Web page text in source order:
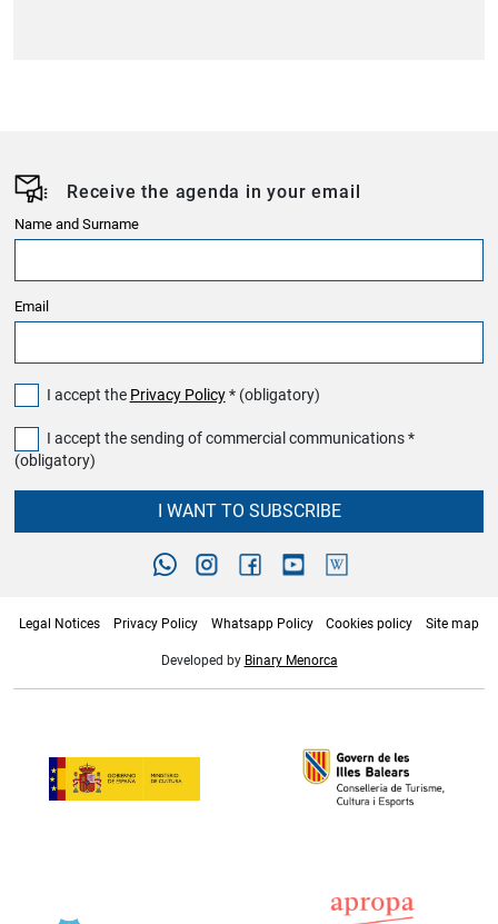
Receive the agenda in your email
Name and Surname
Email
I accept the Privacy Policy* (obligatory)
I accept the sending of commercial communications *
(obligatory)
I WANT TO SUBSCRIBE
Legal Notices Privacy Policy Whatsapp Policy Cookies policy Site map
Developed by Binary Menorca